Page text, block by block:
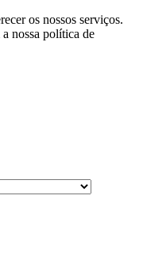
os nossos serviços.
nossa política de